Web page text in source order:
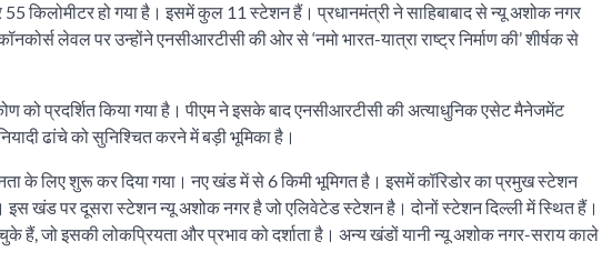
किलोमीटर हो गया है। इसमें कुल 11 स्टेशन हैं। प्रधानमंत्री ने साहिबाबाद से न्यू अशोक नगर
लेवल पर उन्होंने एनसीआरटीसी की ओर से ‘नमो भारत-यात्रा राष्ट्र निर्माण की’ शीर्षक से
को प्रदर्शित किया गया है। पीएम ने इसके बाद एनसीआरटीसी की अत्याधुनिक एसेट मैनेजमेंट
ढांचे को सुनिश्चित करने में बड़ी भूमिका है।
के लिए शुरू कर दिया गया। नए खंड में से 6 किमी भूमिगत है। इसमें कॉरिडोर का प्रमुख स्टेशन
खंड पर दूसरा स्टेशन न्यू अशोक नगर है जो एलिवेटेड स्टेशन है। दोनों स्टेशन दिल्ली में स्थित हैं।
हैं, जो इसकी लोकप्रियता और प्रभाव को दर्शाता है। अन्य खंडों यानी न्यू अशोक नगर-सराय काले